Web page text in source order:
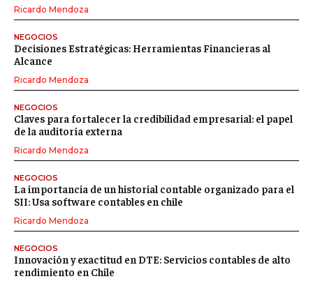
Ricardo Mendoza
NEGOCIOS
Decisiones Estratégicas: Herramientas Financieras al
Alcance
Ricardo Mendoza
NEGOCIOS
Claves para fortalecer la credibilidad empresarial: el papel
de la auditoría externa
Ricardo Mendoza
NEGOCIOS
La importancia de un historial contable organizado para el
SII: Usa software contables en chile
Ricardo Mendoza
NEGOCIOS
Innovación y exactitud en DTE: Servicios contables de alto
rendimiento en Chile